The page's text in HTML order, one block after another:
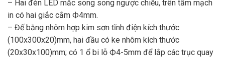
– Hai đèn LED mắc song song ng­ược chiều, trên tấm mạch
in có hai giắc cắm Ф4mm.
– Đế bằng nhôm hợp kim sơn tĩnh điện kích thư­ớc
(100x300x20)mm, hai đầu có ke nhôm kích thư­ớc
(20x30x100)mm; có 1 ổ bi lỗ Ф4-5mm để lắp các trục quay